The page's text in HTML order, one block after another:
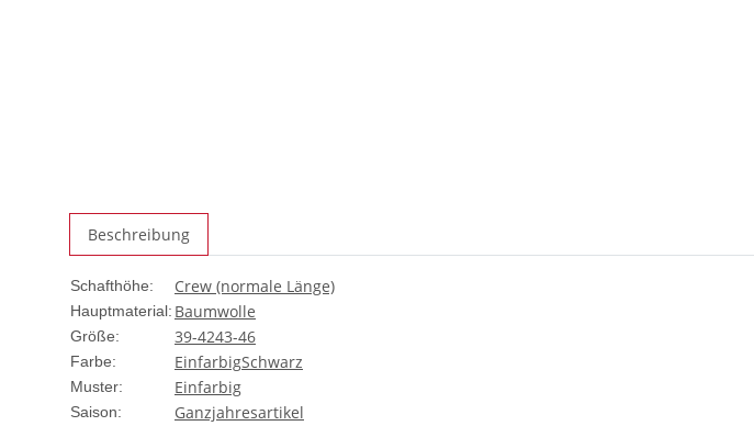
Beschreibung
Schafthöhe: Crew (normale Länge)
Hauptmaterial: Baumwolle
Größe: 39-4243-46
Farbe: EinfarbigSchwarz
Muster: Einfarbig
Saison: Ganzjahresartikel